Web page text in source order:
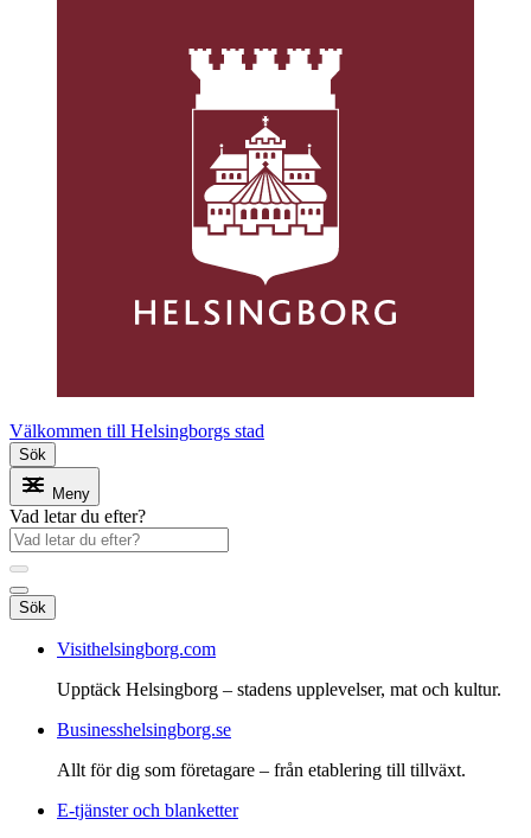
Välkommen till Helsingborgs stad
Sök
Meny
Vad letar du efter?
Sök
Visithelsingborg.com
Upptäck Helsingborg – stadens upplevelser, mat och kultur.
Businesshelsingborg.se
Allt för dig som företagare – från etablering till tillväxt.
E-tjänster och blanketter